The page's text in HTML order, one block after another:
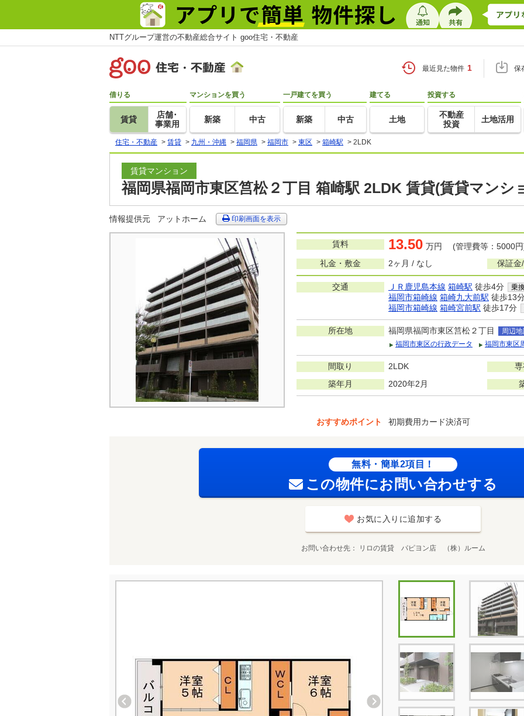
NTTグループ運営の不動産総合サイト goo住宅・不動産
最近見た物件 1 保
借りる
賃貸
店舗･
事業用
マンションを買う
新築 中古
一戸建てを買う
新築 中古
建てる
土地
投資する
不動産
投資
土地活用
住宅・不動産 > 賃貸 > 九州・沖縄 > 福岡県 > 福岡市 > 東区 > 箱崎駅 > 2LDK
賃貸マンション
福岡県福岡市東区筥松２丁目 箱崎駅 2LDK 賃貸(賃貸マンシ
情報提供元 アットホーム 印刷画面を表示
賃料 13.50 万円 (管理費等：5000
礼金・敷金
2ヶ月 / なし 保証金
交通 ＪＲ鹿児島本線 箱崎駅 徒歩4分 乗
福岡市箱崎線 箱崎九大前駅 徒歩13
福岡市箱崎線 箱崎宮前駅 徒歩17分
所在地 福岡県福岡市東区筥松２丁目
周辺地
福岡市東区の行政データ
福岡市東区
間取り 2LDK
築年月 2020年2月
おすすめポイント 初期費用カード決済可
無料・簡単2項目！
この物件にお問い合わせする
お気に入りに追加する
お問い合わせ先 リロの賃貸 パピヨン店 （株）ルーム